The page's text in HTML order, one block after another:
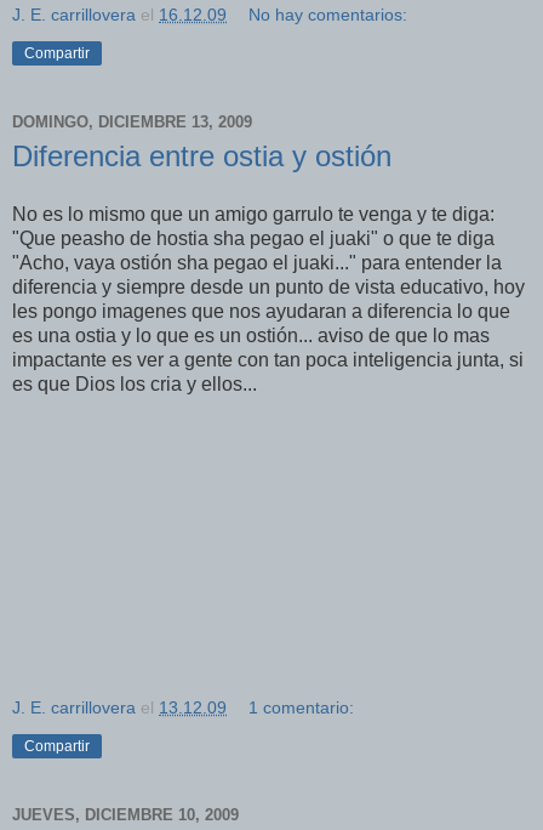
J. E. carrillovera el 16.12.09 No hay comentarios:
Compartir
DOMINGO, DICIEMBRE 13, 2009
Diferencia entre ostia y ostión
No es lo mismo que un amigo garrulo te venga y te diga:
"Que peasho de hostia sha pegao el juaki" o que te diga
"Acho, vaya ostión sha pegao el juaki..." para entender la
diferencia y siempre desde un punto de vista educativo, hoy
les pongo imagenes que nos ayudaran a diferencia lo que
es una ostia y lo que es un ostión... aviso de que lo mas
impactante es ver a gente con tan poca inteligencia junta, si
es que Dios los cria y ellos...
J. E. carrillovera el 13.12.09 1 comentario:
Compartir
JUEVES, DICIEMBRE 10, 2009